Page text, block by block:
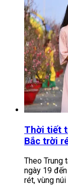
Thời tiết
Bắc trời
Theo Trung
ngày 19
rét, vùng